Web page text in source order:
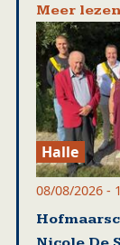
Meer lezen
Halle
08/08/2026 -